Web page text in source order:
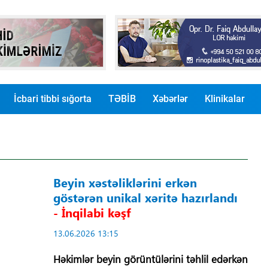
İcbari tibbi sığorta TƏBİB Xəbərlər Klinikalar
Beyin xəstəliklərini erkən
göstərən unikal xəritə hazırlandı
- İnqilabi kəşf
13.06.2026 13:15
Həkimlər beyin görüntülərini təhlil edərkən